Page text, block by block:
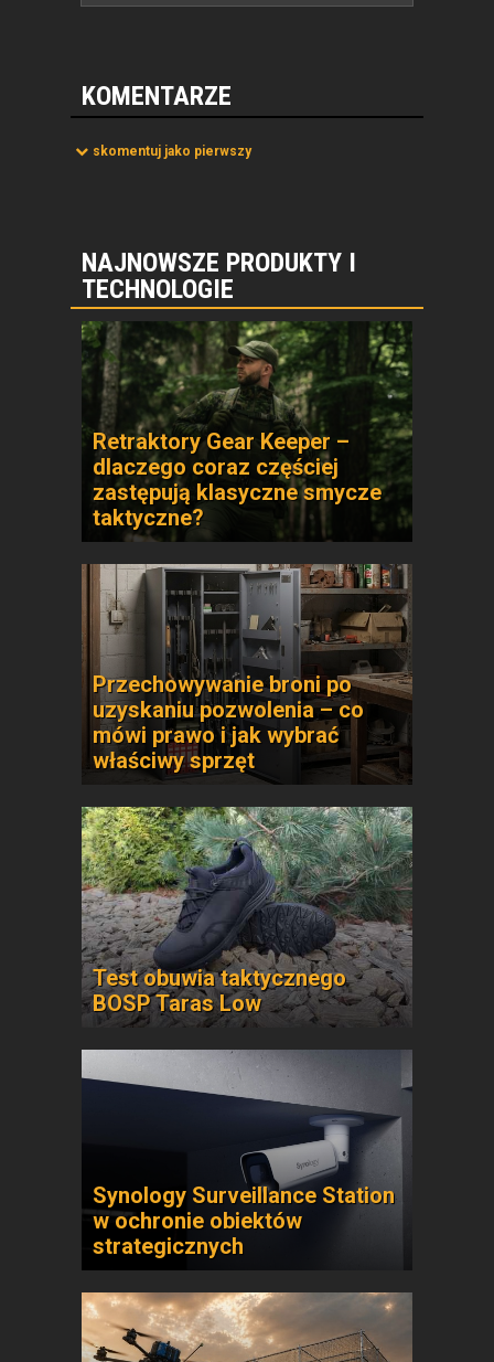
KOMENTARZE
skomentuj jako pierwszy
NAJNOWSZE PRODUKTY I
TECHNOLOGIE
Retraktory Gear Keeper –
dlaczego coraz częściej
zastępują klasyczne smycze
taktyczne?
Przechowywanie broni po
uzyskaniu pozwolenia – co
mówi prawo i jak wybrać
właściwy sprzęt
Test obuwia taktycznego
BOSP Taras Low
Synology Surveillance Station
w ochronie obiektów
strategicznych